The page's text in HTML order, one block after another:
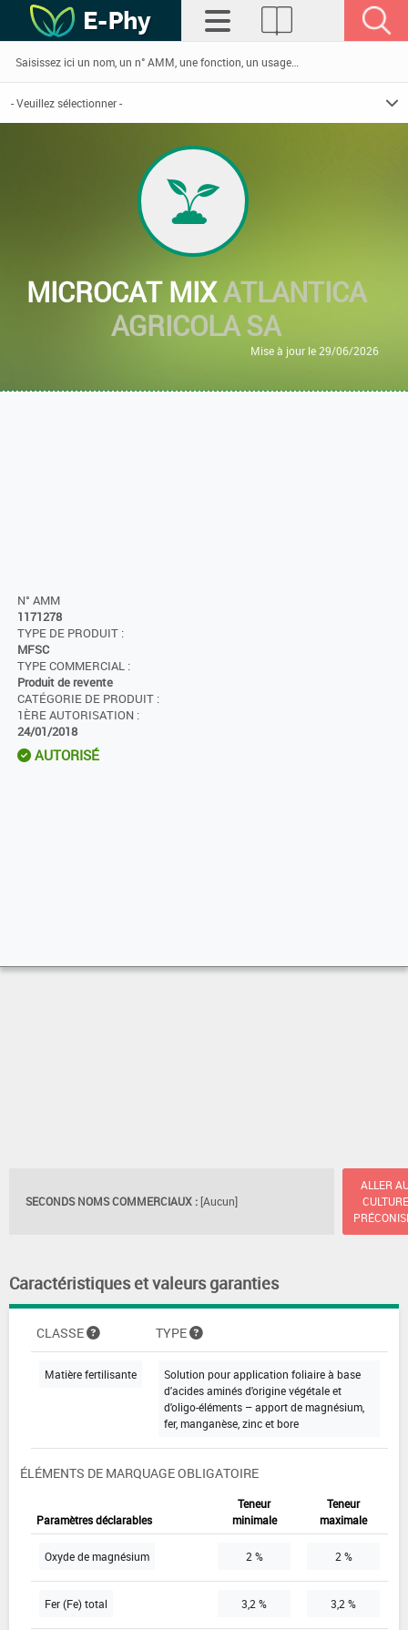
MICROCAT MIXATLANTICA
AGRICOLA SA
Mise à jour le 29/06/2026
N° AMM
1171278
TYPE DE PRODUIT :
MFSC
TYPE COMMERCIAL :
Produit de revente
CATÉGORIE DE PRODUIT :
1ÈRE AUTORISATION :
24/01/2018
AUTORISÉ
SECONDS NOMS COMMERCIAUX : [Aucun]
ALLER
Caractéristiques et valeurs garanties
CLASSE TYPE
Matière fertilisante
Solution pour application foliaire à base
d'acides aminés d'origine végétale et
d'oligo-éléments – apport de magnésium,
fer, manganèse, zinc et bore
ÉLÉMENTS DE MARQUAGE OBLIGATOIRE
Paramètres déclarables
Teneur
minimale
Teneur
maximale
Oxyde de magnésium 2 % 2 %
Fer (Fe) total 3,2 % 3,2 %